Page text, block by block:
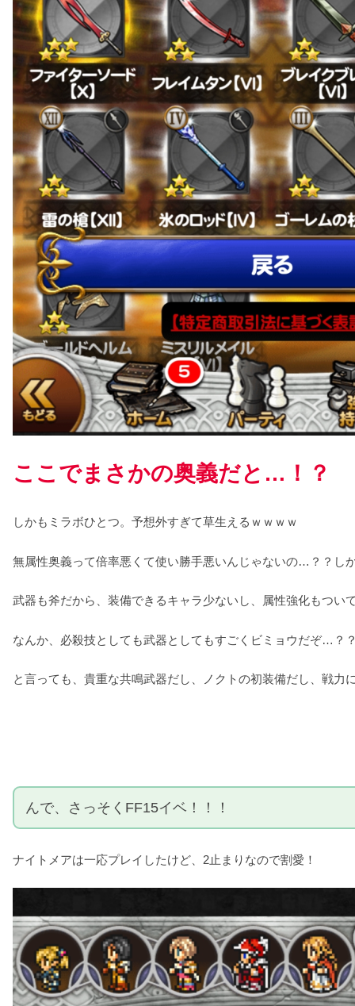
ここでまさかの奥義だと…！？
しかもミラボひとつ。予想外すぎて草生えるｗｗｗｗ
無属性奥義って倍率悪くて使い勝手悪いんじゃないの…？？し
武器も斧だから、装備できるキャラ少ないし、属性強化もつい
なんか、必殺技としても武器としてもすごくビミョウだぞ…？
と言っても、貴重な共鳴武器だし、ノクトの初装備だし、戦力
んで、さっそくFF15イベ！！！
ナイトメアは一応プレイしたけど、2止まりなので割愛！